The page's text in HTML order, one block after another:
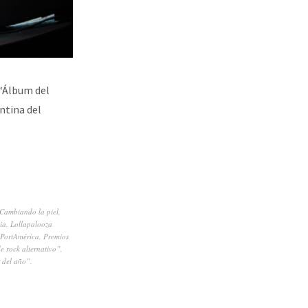
del
del
Cambiando la piel,
, Lollapalooza
PortAmérica, Premios
rock alternativo”,
año”.